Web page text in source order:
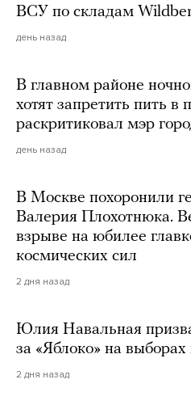
ВСУ по складам
день назад
В главном районе
хотят запретить пить в
раскритиковал мэр
день назад
В Москве похоронили
Валерия Плохотнюка.
взрыве на юбилее
космических сил
2 дня назад
Юлия Навальная
за «Яблоко» на выборах
2 дня назад